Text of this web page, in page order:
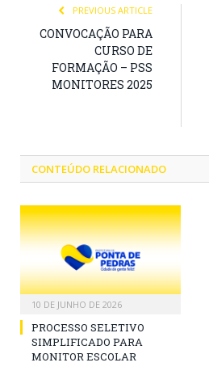
PREVIOUS ARTICLE
CONVOCAÇÃO PARA
CURSO DE
FORMAÇÃO – PSS
MONITORES 2025
CONTEÚDO RELACIONADO
10 DE JUNHO DE 2026
PROCESSO SELETIVO
SIMPLIFICADO PARA
MONITOR ESCOLAR